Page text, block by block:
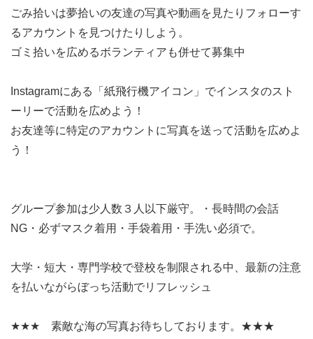
ごみ拾いは夢拾いの友達の写真や動画を見たりフォローす
るアカウントを見つけたりしよう。
ゴミ拾いを広めるボランティアも併せて募集中
Instagramにある「紙飛行機アイコン」でインスタのスト
ーリーで活動を広めよう！
お友達等に特定のアカウントに写真を送って活動を広めよ
う！
グループ参加は少人数３人以下厳守。・長時間の会話
NG・必ずマスク着用・手袋着用・手洗い必須で。
大学・短大・専門学校で登校を制限される中、最新の注意
を払いながらぼっち活動でリフレッシュ
★★★ 素敵な海の写真お待ちしております。★★★